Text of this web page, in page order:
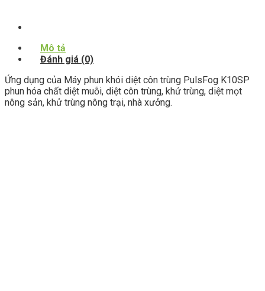
Mô tả
Đánh giá (0)
Ứng dụng của Máy phun khói diệt côn trùng PulsFog K10SP
phun hóa chất diệt muỗi, diệt côn trùng, khử trùng, diệt mọt
nông sản, khử trùng nông trại, nhà xưởng.